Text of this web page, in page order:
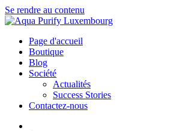
Se rendre au contenu
Page d'accueil
Boutique
Blog
Société
Actualités
Success Stories
Contactez-nous